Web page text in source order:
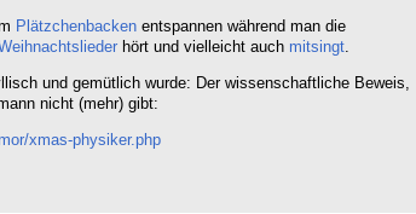
Plätzchenbacken entspannen während man die
hört und vielleicht auch mitsingt
und gemütlich wurde: Der wissenschaftliche Beweis,
nicht (mehr) gibt:
xmas-physiker.php